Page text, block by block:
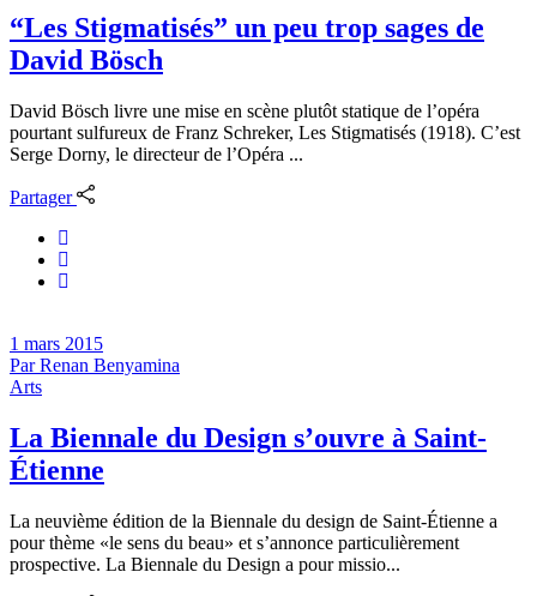
“Les Stigmatisés” un peu trop sages de
David Bösch
David Bösch livre une mise en scène plutôt statique de l’opéra
pourtant sulfureux de Franz Schreker, Les Stigmatisés (1918). C’est
Serge Dorny, le directeur de l’Opéra ...
Partager
1 mars 2015
ParRenan Benyamina
Arts
La Biennale du Design s’ouvre à Saint-
Étienne
La neuvième édition de la Biennale du design de Saint-Étienne a
pour thème «le sens du beau» et s’annonce particulièrement
prospective. La Biennale du Design a pour missio...